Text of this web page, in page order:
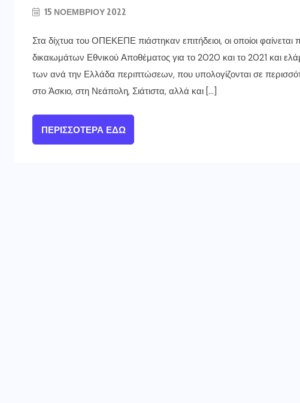
15 ΝΟΕΜΒΡΊΟΥ 2022
Στα δίχτυα του ΟΠΕΚΕΠΕ πιάστηκαν επιτήδειοι, οι οποίοι
δικαιωμάτων Εθνικού Αποθέματος για το 2020 και το 2021 και
των ανά την Ελλάδα περιπτώσεων, που υπολογίζονται σε
στο Άσκιο, στη Νεάπολη, Σιάτιστα, αλλά και […]
ΠΕΡΙΣΣΌΤΕΡΑ ΕΔΏ